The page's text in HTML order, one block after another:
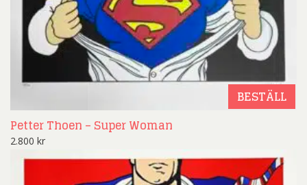
BESTÄLL
Petter Thoen – Super Woman
2.800 kr